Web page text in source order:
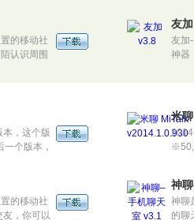
的移动社
认识周围
捷和及时
友
友加
神器
，这个版
个版本，
个纯净的
简介了不
和5.0的一
米
的人
的移动社
友，你可以
神
神聊
的聊